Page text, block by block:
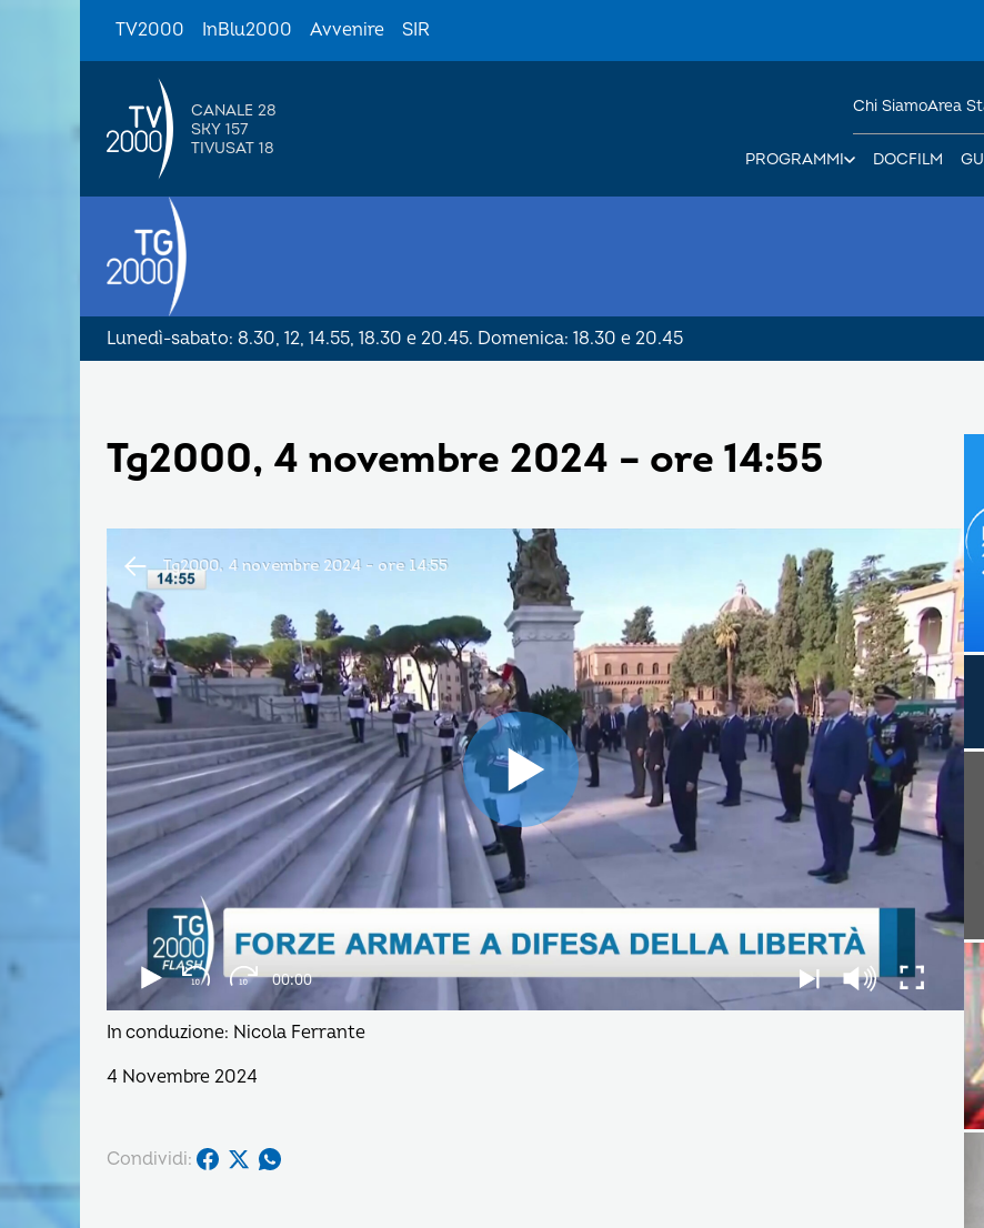
TV2000 InBlu2000 Avvenire SIR
CANALE 28
SKY 157
TIVUSAT 18
PROGRAMMI DOCFILM
Chi SiamoArea
Lunedì-sabato: 8.30, 12, 14.55, 18.30 e 20.45. Domenica: 18.30 e 20.45
Tg2000, 4 novembre 2024 – ore 14:55
In conduzione: Nicola Ferrante
4 Novembre 2024
Condividi: